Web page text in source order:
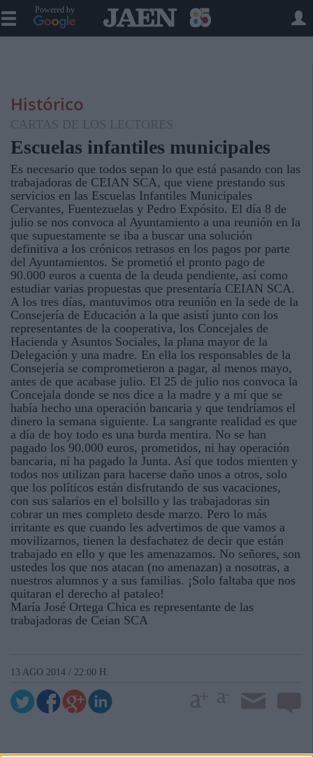
Powered by
Histórico
CARTAS DE LOS LECTORES
Escuelas infantiles municipales
Es necesario que todos sepan lo que está pasando con las
trabajadoras de CEIAN SCA, que viene prestando sus
servicios en las Escuelas Infantiles Municipales
Cervantes, Fuentezuelas y Pedro Expósito. El día 8 de
julio se nos convoca al Ayuntamiento a una reunión en la
que supuestamente se iba a buscar una solución
definitiva a los crónicos retrasos en los pagos por parte
del Ayuntamientos. Se prometió el pronto pago de
90.000 euros a cuenta de la deuda pendiente, así como
estudiar varias propuestas que presentaría CEIAN SCA.
A los tres días, mantuvimos otra reunión en la sede de la
Consejería de Educación a la que asistí junto con los
representantes de la cooperativa, los Concejales de
Hacienda y Asuntos Sociales, la plana mayor de la
Delegación y una madre. En ella los responsables de la
Consejería se comprometieron a pagar, al menos mayo,
antes de que acabase julio. El 25 de julio nos convoca la
Concejala donde se nos dice a la madre y a mí que se
había hecho una operación bancaria y que tendríamos el
dinero la semana siguiente. La sangrante realidad es que
a día de hoy todo es una burda mentira. No se han
pagado los 90.000 euros, prometidos, ni hay operación
bancaria, ni ha pagado la Junta. Así que todos mienten y
todos nos utilizan para hacerse daño unos a otros, solo
que los políticos están disfrutando de sus vacaciones,
con sus salarios en el bolsillo y las trabajadoras sin
cobrar un mes completo desde marzo. Pero lo más
irritante es que cuando les advertimos de que vamos a
movilizarnos, tienen la desfachatez de decir que están
trabajado en ello y que les amenazamos. No señores, son
ustedes los que nos atacan (no amenazan) a nosotras, a
nuestros alumnos y a sus familias. ¡Solo faltaba que nos
quitaran el derecho al pataleo!
María José Ortega Chica es representante de las
trabajadoras de Ceian SCA
13 AGO 2014 / 22:00 H.